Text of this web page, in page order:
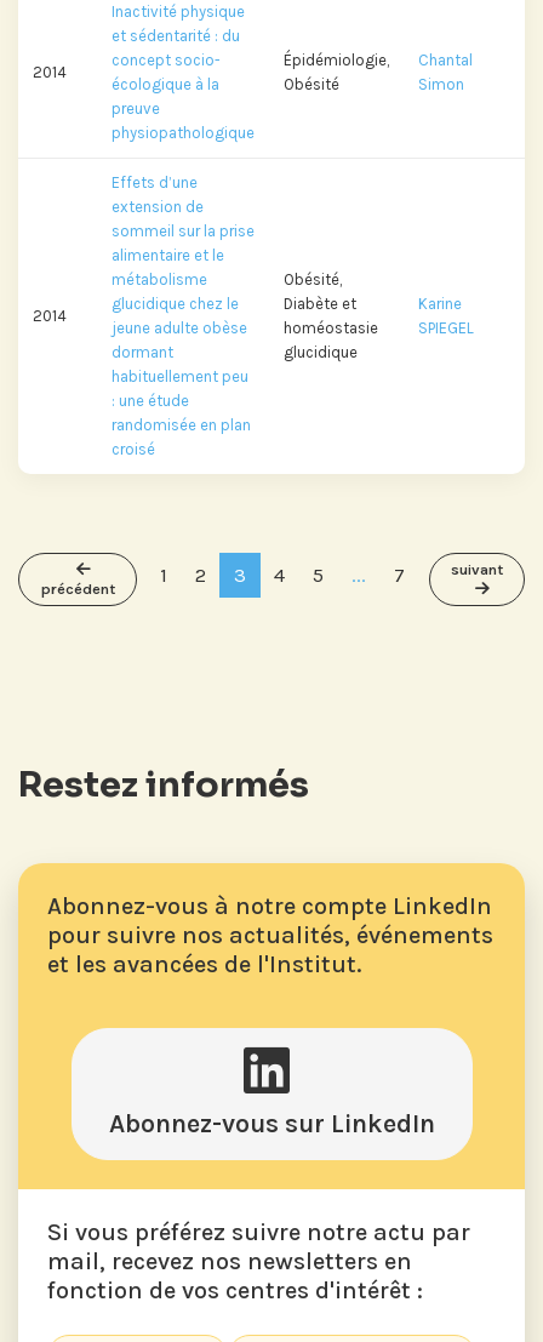
2014
Inactivité physique
et sédentarité : du
concept socio-
écologique à la
preuve
physiopathologique
Épidémiologie,
Obésité
Chantal
Simon
2014
Effets d’une
extension de
sommeil sur la prise
alimentaire et le
métabolisme
glucidique chez le
jeune adulte obèse
dormant
habituellement peu
: une étude
randomisée en plan
croisé
Obésité,
Diabète et
homéostasie
glucidique
Karine
SPIEGEL
précédent
1 2 3 4 5 ... 7 suivant
Restez informés
Abonnez-vous à notre compte LinkedIn
pour suivre nos actualités, événements
et les avancées de l'Institut.
Abonnez-vous sur LinkedIn
Si vous préférez suivre notre actu par
mail, recevez nos newsletters en
fonction de vos centres d'intérêt :